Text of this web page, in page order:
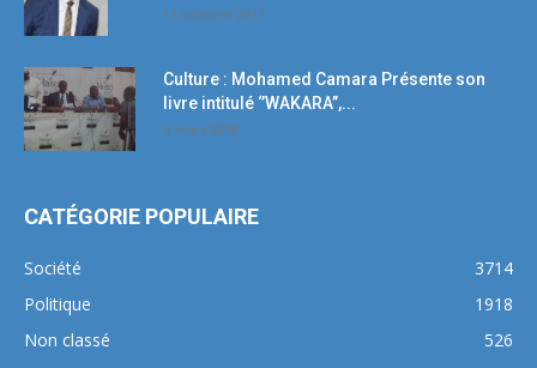
11 octobre 2017
Culture : Mohamed Camara Présente son
livre intitulé ‘’WAKARA’’,...
5 mars 2018
CATÉGORIE POPULAIRE
Société
3714
Politique
1918
Non classé
526